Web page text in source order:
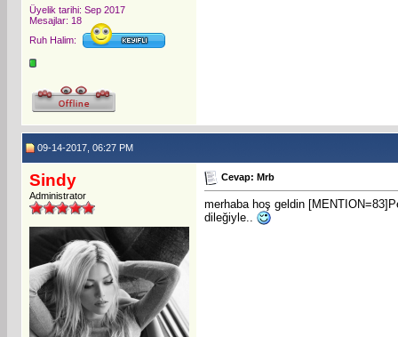
Üyelik tarihi: Sep 2017
Mesajlar: 18
Ruh Halim:
09-14-2017, 06:27 PM
Sindy
Administrator
Cevap: Mrb
merhaba hoş geldin
dileğiyle..